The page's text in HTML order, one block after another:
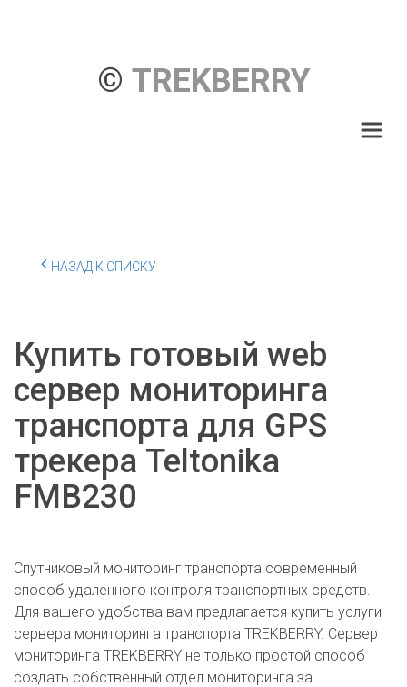
© TREKBERRY
НАЗАД К СПИСКУ
Купить готовый web
сервер мониторинга
транспорта для GPS
трекера Teltonika
FMB230
Спутниковый мониторинг транспорта современный
способ удаленного контроля транспортных средств.
Для вашего удобства вам предлагается купить услуги
сервера мониторинга транспорта TREKBERRY. Сервер
мониторинга TREKBERRY не только простой способ
создать собственный отдел мониторинга за